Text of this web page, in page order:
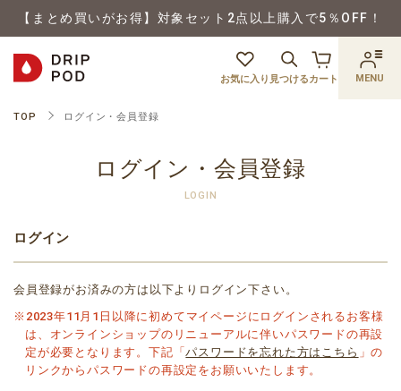
【まとめ買いがお得】対象セット2点以上購入で5％OFF！
お気に入り 見つけるカート MENU
TOP ログイン・会員登録
ログイン・会員登録
LOGIN
ログイン
会員登録がお済みの方は以下よりログイン下さい。
※2023年11月1日以降に初めてマイページにログインされるお客様
は、オンラインショップのリニューアルに伴いパスワードの再設
定が必要となります。下記「パスワードを忘れた方はこちら 」の
リンクからパスワードの再設定をお願いいたします。